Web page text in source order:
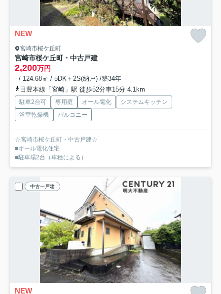
NEW
宮崎市桜ケ丘町
宮崎市桜ケ丘町・中古戸建
2,200万円
- / 124.68㎡ / 5DK＋2S(納戸) /築34年
日豊本線「宮崎」駅 徒歩52分車15分 4.1km
駐車2台可 専用庭 オール電化
システムキッチン
浴室乾燥機
バルコニー
☆宮崎市桜ケ丘町・中古戸建☆
■オール電化住宅
■駐車場2台（車種による）
中古一戸建
NEW